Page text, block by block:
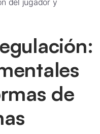
del jugador y
de